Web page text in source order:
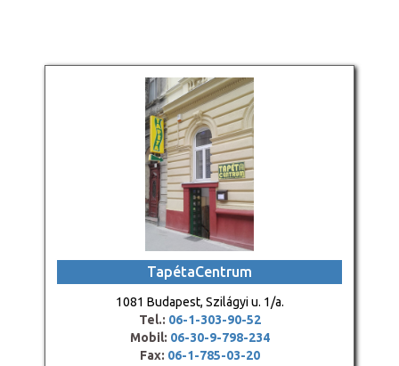
TapétaCentrum
1081 Budapest, Szilágyi u. 1/a.
Tel.: 06-1-303-90-52
Mobil: 06-30-9-798-234
Fax: 06-1-785-03-20